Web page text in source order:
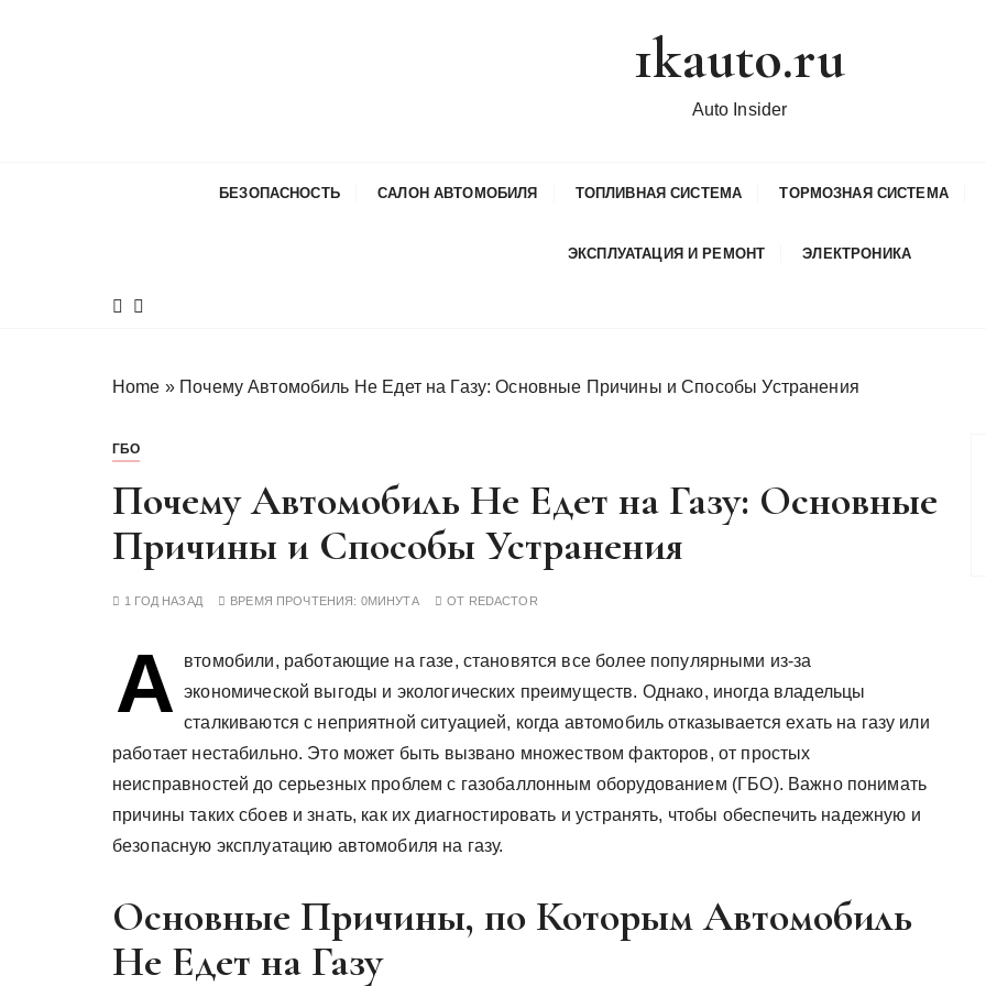
1kauto.ru
Auto Insider
БЕЗОПАСНОСТЬ САЛОН АВТОМОБИЛЯ ТОПЛИВНАЯ СИСТЕМА ТОРМОЗНАЯ СИСТЕМА
ЭКСПЛУАТАЦИЯ И РЕМОНТ ЭЛЕКТРОНИКА
Home » Почему Автомобиль Не Едет на Газу: Основные Причины и Способы Устранения
ГБО
Почему Автомобиль Не Едет на Газу: Основные
Причины и Способы Устранения
1 ГОД НАЗАД ВРЕМЯ ПРОЧТЕНИЯ: 0МИНУТА ОТ REDACTOR
А
втомобили, работающие на газе, становятся все более популярными из-за
экономической выгоды и экологических преимуществ. Однако, иногда владельцы
сталкиваются с неприятной ситуацией, когда автомобиль отказывается ехать на газу или
работает нестабильно. Это может быть вызвано множеством факторов, от простых
неисправностей до серьезных проблем с газобаллонным оборудованием (ГБО). Важно понимать
причины таких сбоев и знать, как их диагностировать и устранять, чтобы обеспечить надежную и
безопасную эксплуатацию автомобиля на газу.
Основные Причины, по Которым Автомобиль
Не Едет на Газу